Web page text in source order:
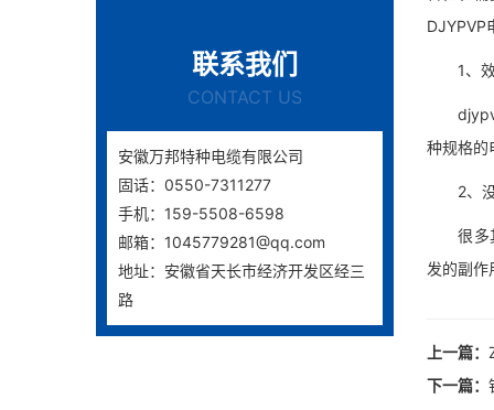
联系我们
CONTACT US
安徽万邦特种电缆有限公司
固话：0550-7311277
手机：159-5508-6598
邮箱：1045779281@qq.com
地址：安徽省天长市经济开发区经三
路
DJYPVP
1、效
djypvp
种规格的
2、没
很多其
发的副作
上一篇：
下一篇：